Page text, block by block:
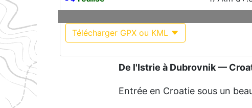
Télécharger GPX ou KML
De l'Istrie à Dubrovnik —
Entrée en Croatie sous un